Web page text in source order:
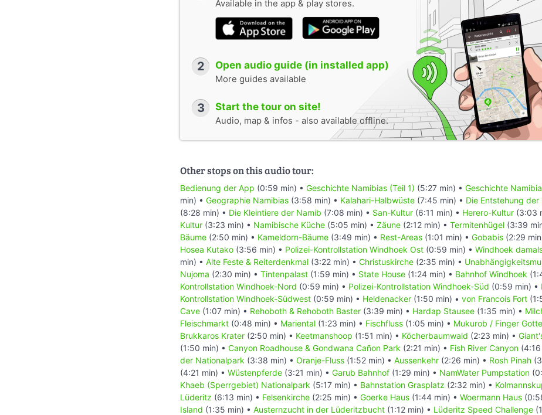
Available in the app & play stores.
2 Open audio guide (in installed app)
More guides available
3 Start the tour on site!
Audio, map & infos - also available offline.
Other stops on this audio tour:
Bedienung der App (0:59 min) • Geschichte Namibias (Teil 1) (5:27 min) • Geschichte
min) • Geographie Namibias (3:58 min) • Kalahari-Halbwüste (7:45 min) • Die Entstehung
(8:28 min) • Die Kleintiere der Namib (7:08 min) • San-Kultur (6:11 min) • Herero-Kultur (3:03
Kultur (3:23 min) • Namibische Küche (5:05 min) • Zäune (2:12 min) • Termitenhügel (3:39
Bäume (2:50 min) • Kameldorn-Bäume (3:49 min) • Rest-Areas (1:01 min) • Gobabis (2:29
Hosea Kutako (3:56 min) • Polizei-Kontrollstation Windhoek Ost (0:59 min) • Windhoek
min) • Alte Feste & Reiterdenkmal (3:22 min) • Christuskirche (2:35 min) •
Nujoma (2:30 min) • Tintenpalast (1:59 min) • State House (1:24 min) • Bahnhof Windhoek
Kontrollstation Windhoek-Nord (0:59 min) • Polizei-Kontrollstation Windhoek-Süd (0:59 min) •
Kontrollstation Windhoek-Südwest (0:59 min) • Heldenacker (1:50 min) • von Francois Fort
Cave (1:07 min) • Rehoboth & Rehoboth Baster (3:39 min) • Hardap Stausee (1:35 min) •
Fleischmarkt (0:48 min) • Mariental (1:23 min) • Fischfluss (1:05 min) • Mukurob / Finger
Brukkaros Krater (2:50 min) • Keetmanshoop (1:51 min) • Köcherbaumwald (2:23 min) •
(1:50 min) • Canyon Roadhouse & Gondwana Cañon Park (2:21 min) • Fish River Canyon
der Nationalpark (3:38 min) • Oranje-Fluss (1:52 min) • Aussenkehr (2:26 min) • Rosh Pinah
(4:21 min) • Wüstenpferde (3:21 min) • Garub Bahnhof (1:29 min) • NamWater Pumpstation
Khaeb (Sperrgebiet) Nationalpark (5:17 min) • Bahnstation Grasplatz (2:32 min) •
Lüderitz (6:13 min) • Felsenkirche (2:25 min) • Goerke Haus (1:44 min) • Woermann Haus
Island (1:35 min) • Austernzucht in der Lüderitzbucht (1:12 min) • Lüderitz Speed Challenge